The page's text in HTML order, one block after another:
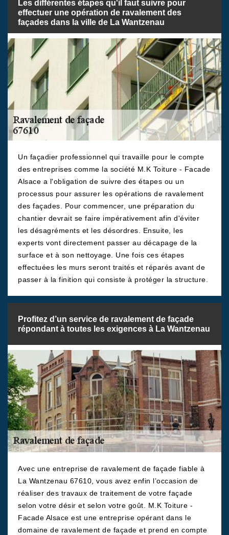
Les différentes étapes qu'il faut suivre pour
effectuer une opération de ravalement des
façades dans la ville de La Wantzenau
Un façadier professionnel qui travaille pour le compte
des entreprises comme la société M.K Toiture - Facade
Alsace a l'obligation de suivre des étapes ou un
processus pour assurer les opérations de ravalement
des façades. Pour commencer, une préparation du
chantier devrait se faire impérativement afin d'éviter
les désagréments et les désordres. Ensuite, les
experts vont directement passer au décapage de la
surface et à son nettoyage. Une fois ces étapes
effectuées les murs seront traités et réparés avant de
passer à la finition qui consiste à protéger la structure.
Profitez d’un service de ravalement de façade
répondant à toutes les exigences à La Wantzenau
Avec une entreprise de ravalement de façade fiable à
La Wantzenau 67610, vous avez enfin l’occasion de
réaliser des travaux de traitement de votre façade
selon votre désir et selon votre goût. M.K Toiture -
Facade Alsace est une entreprise opérant dans le
domaine de ravalement de façade et prend en compte